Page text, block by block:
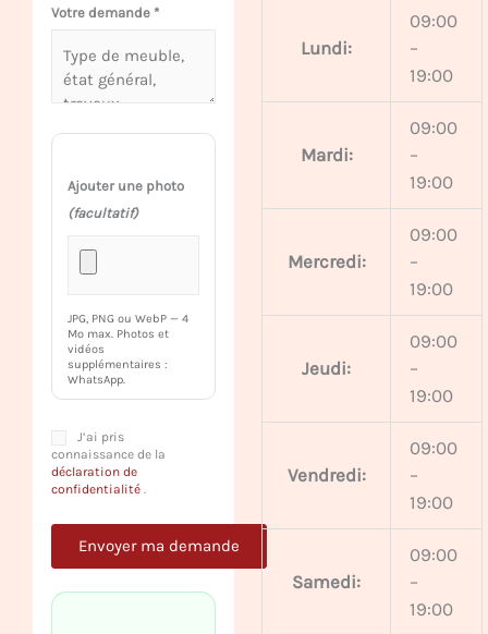
Votre demande *
Ajouter une photo
(facultatif)
JPG, PNG ou WebP — 4
Mo max. Photos et
vidéos
supplémentaires :
WhatsApp.
J’ai pris
connaissance de la
déclaration de
confidentialité
Lundi:
09:00
–
19:00
Mardi:
09:00
–
19:00
Mercredi:
09:00
–
19:00
Jeudi:
09:00
–
19:00
Vendredi:
09:00
–
19:00
Samedi:
09:00
–
19:00